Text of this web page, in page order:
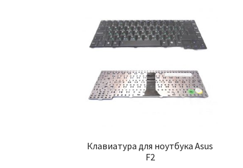
Клавиатура для ноутбука Asus
F2